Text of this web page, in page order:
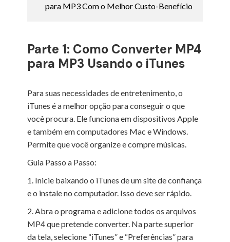
para MP3 Com o Melhor Custo-Benefício
Parte 1: Como Converter MP4
para MP3 Usando o iTunes
Para suas necessidades de entretenimento, o
iTunes é a melhor opção para conseguir o que
você procura. Ele funciona em dispositivos Apple
e também em computadores Mac e Windows.
Permite que você organize e compre músicas.
Guia Passo a Passo:
1. Inicie baixando o iTunes de um site de confiança
e o instale no computador. Isso deve ser rápido.
2. Abra o programa e adicione todos os arquivos
MP4 que pretende converter. Na parte superior
da tela, selecione “iTunes” e “Preferências” para